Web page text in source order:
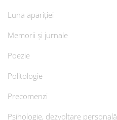
Luna apariției
Memorii și jurnale
Poezie
Politologie
Precomenzi
Psihologie, dezvoltare personală